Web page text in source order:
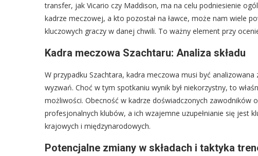
transfer, jak Vicario czy Maddison, ma na celu podniesienie
kadrze meczowej, a kto pozostał na ławce, może nam wiele
kluczowych graczy w danej chwili. To ważny element przy
Kadra meczowa Szachtaru: Analiza składu
W przypadku Szachtara, kadra meczowa musi być
wyzwań. Choć w tym spotkaniu wynik był niekorzystny, to
możliwości. Obecność w kadrze doświadczonych zawodników
profesjonalnych klubów, a ich wzajemne uzupełnianie się jest
krajowych i międzynarodowych.
Potencjalne zmiany w składach i taktyka